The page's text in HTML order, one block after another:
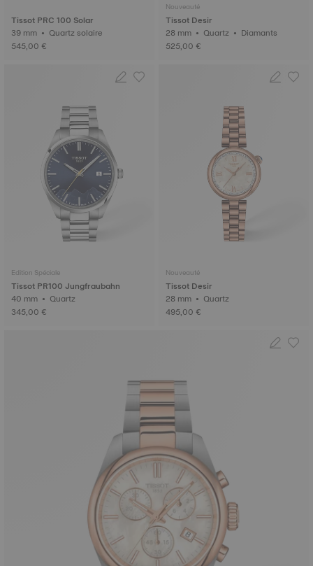
Tissot PRC 100 Solar
39 mm • Quartz solaire
545,00 €
Nouveauté
Tissot Desir
28 mm • Quartz • Diamants
525,00 €
Edition Spéciale
Tissot PR100 Jungfraubahn
40 mm • Quartz
345,00 €
Nouveauté
Tissot Desir
28 mm • Quartz
495,00 €